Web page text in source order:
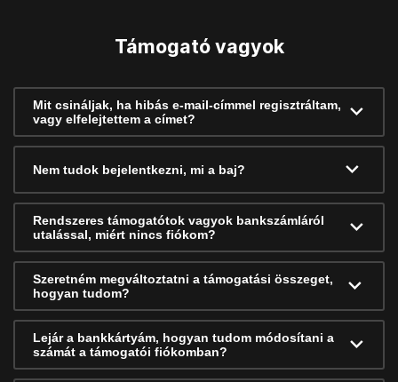
Támogató vagyok
Mit csináljak, ha hibás e-mail-címmel regisztráltam,
vagy elfelejtettem a címet?
Nem tudok bejelentkezni, mi a baj?
Rendszeres támogatótok vagyok bankszámláról
utalással, miért nincs fiókom?
Szeretném megváltoztatni a támogatási összeget,
hogyan tudom?
Lejár a bankkártyám, hogyan tudom módosítani a
számát a támogatói fiókomban?